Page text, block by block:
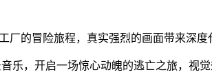
的冒险旅程，真实强烈的画面带来深度
乐，开启一场惊心动魄的逃亡之旅，视觉